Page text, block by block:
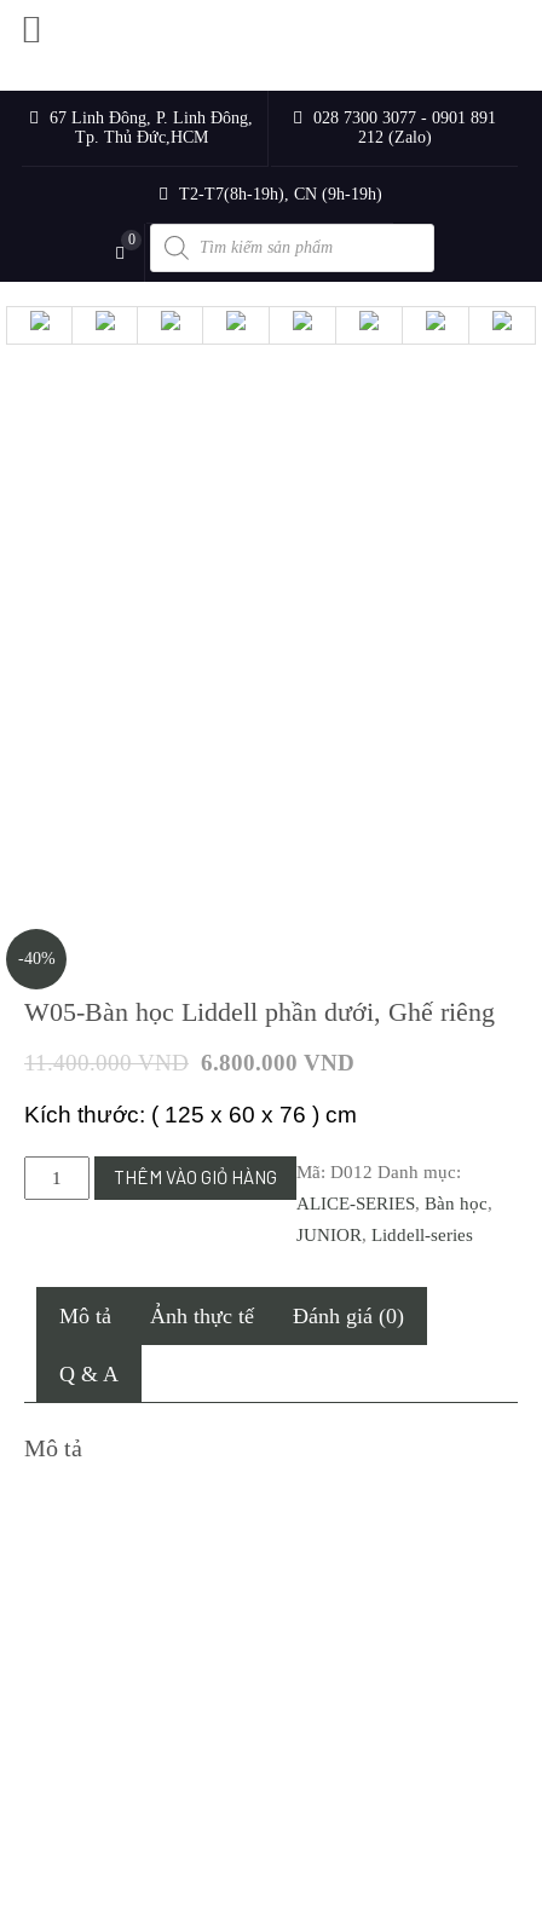
67 Linh Đông, P. Linh Đông,
Tp. Thủ Đức,HCM
028 7300 3077 - 0901 891
212 (Zalo)
T2-T7(8h-19h), CN (9h-19h)
0
Products
search
-40%
W05-Bàn học Liddell phần dưới, Ghế riêng
11.400.000VND 6.800.000 VND
Kích thước: ( 125 x 60 x 76 ) cm
W05-
Bàn
dưới,
lượng
THÊM VÀO GIỎ HÀNG Mã:D012 Danh mục:
ALICE-SERIES,Bàn học,
JUNIOR,Liddell-series
Mô tả Ảnh thực tế Đánh giá (0)
Q & A
Mô tả